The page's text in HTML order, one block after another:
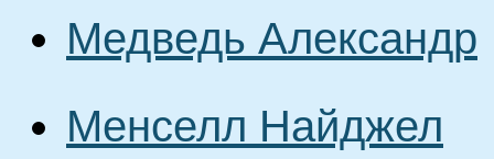
Медведь Александр
Менселл Найджел